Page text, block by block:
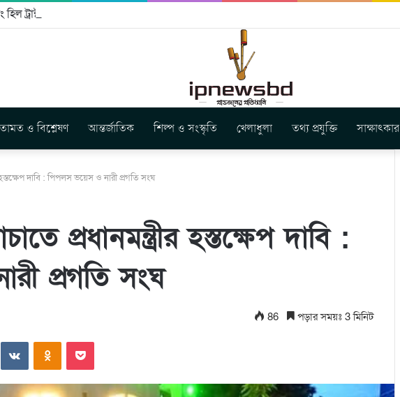
হিল ট্রাক্টস রাইটার্স ইউনিয়ন এর কেন্দ্রীয় নেতৃত্বে মংক্য শোয়ে নু নেভী এবং মুকুল কান্তি ত্রিপুরা
ও বিশ্লেষণ আন্তর্জাতিক শিল্প ও সংস্কৃতি খেলাধুলা তথ্য প্রযুক্তি সাক্ষাৎকার
হস্তক্ষেপ দাবি : পিপলস ভয়েস ও নারী প্রগতি সংঘ
প্রধানমন্ত্রীর হস্তক্ষেপ দাবি :
প্রগতি সংঘ
86 পড়ার সময়ঃ 3 মিনিট